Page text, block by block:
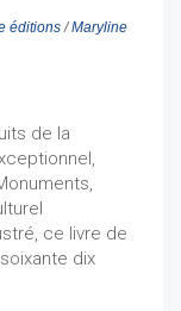
éditions/Maryline
de la
ce livre de
dix